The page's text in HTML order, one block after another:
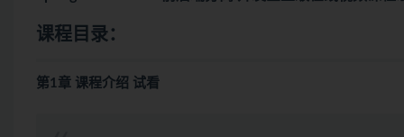
课程目录：
第1章 课程介绍 试看